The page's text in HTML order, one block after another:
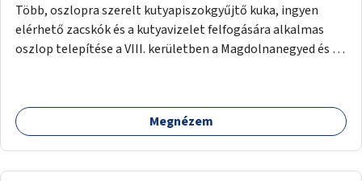
Több, oszlopra szerelt kutyapiszokgyűjtő kuka, ingyen
elérhető zacskók és a kutyavizelet felfogására alkalmas
oszlop telepítése a VIII. kerületben a Magdolnanegyed és a
Megnézem